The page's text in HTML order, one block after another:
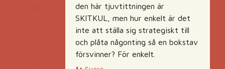
den här tjuvtittningen är
SKITKUL, men hur enkelt är det
inte att ställa sig strategiskt till
och plåta någonting så en bokstav
försvinner? För enkelt.